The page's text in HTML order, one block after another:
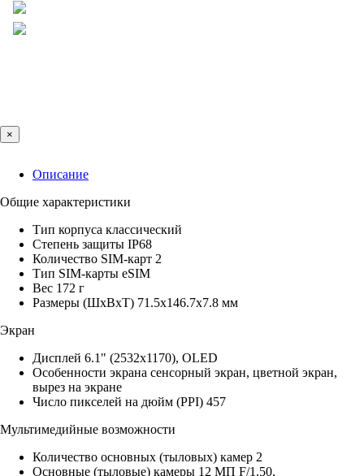
×
Описание
Общие характеристики
Тип корпуса классический
Степень защиты IP68
Количество SIM-карт 2
Тип SIM-карты eSIM
Вес 172 г
Размеры (ШxВxТ) 71.5x146.7x7.8 мм
Экран
Дисплей 6.1" (2532x1170), OLED
Особенности экрана сенсорный экран, цветной экран,
вырез на экране
Число пикселей на дюйм (PPI) 457
Мультимедийные возможности
Количество основных (тыловых) камер 2
Основные (тыловые) камеры 12 МП F/1.50,